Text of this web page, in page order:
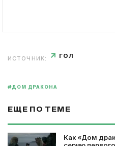
ИСТОЧНИК: ГОЛ
#ДОМ ДРАКОНА
ЕЩЕ ПО ТЕМЕ
Как «Дом